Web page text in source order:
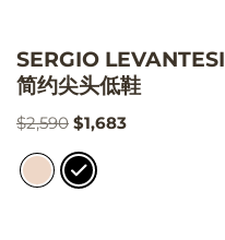
SERGIO LEVANTESI
简约尖头低鞋
$2,590 $1,683